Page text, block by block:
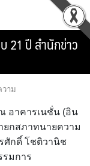
21 ปี สำนักข่าว
าม
อาคารเนชั่น (อิน
ยกสภาทนายความ
ศักดิ์ โชติวานิช
รมการ